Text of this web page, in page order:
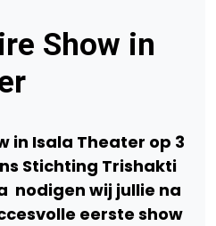
Show in
in Isala Theater op 3
Stichting Trishakti
nodigen wij jullie na
eerste show